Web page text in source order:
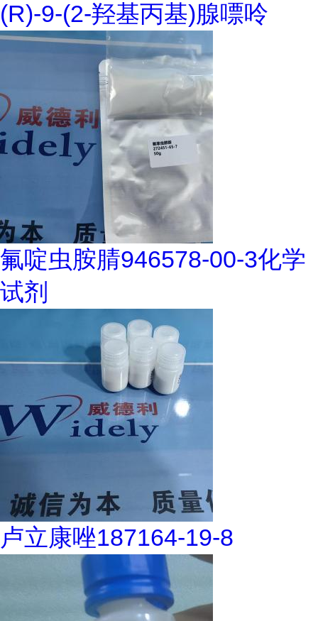
(R)-9-(2-羟基丙基)腺嘌呤
氟啶虫胺腈946578-00-3化学
试剂
卢立康唑187164-19-8